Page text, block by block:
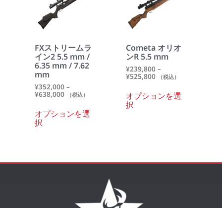
FXストリームラ
イン2 5.5 mm /
6.35 mm / 7.62
mm
¥352,000 –
¥638,000 （税込）
オプションを選
択
Cometa オリオ
ンR 5.5 mm
¥239,800 –
¥525,800 （税込）
オプションを選
択